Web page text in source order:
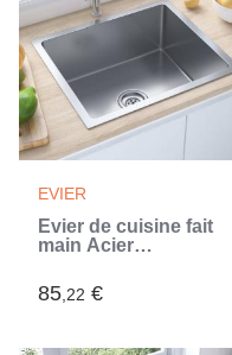
EVIER
Évier de cuisine fait
main Acier
85,22 €